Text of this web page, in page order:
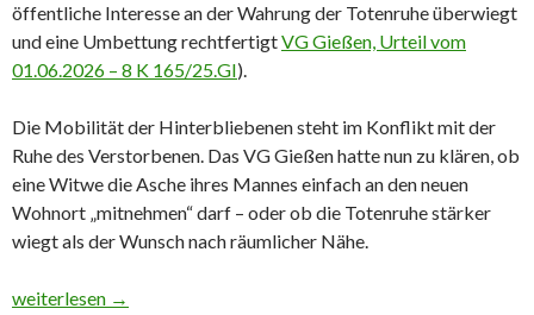
öffentliche Interesse an der Wahrung der Totenruhe überwiegt
und eine Umbettung rechtfertigtVG Gießen, Urteil vom
01.06.2026 – 8 K 165/25.GI).
Die Mobilität der Hinterbliebenen steht im Konflikt mit der
Ruhe des Verstorbenen. Das VG Gießen hatte nun zu klären, ob
eine Witwe die Asche ihres Mannes einfach an den neuen
Wohnort „mitnehmen“ darf – oder ob die Totenruhe stärker
wiegt als der Wunsch nach räumlicher Nähe.
Urne auf Wanderschaft?
weiterlesen →